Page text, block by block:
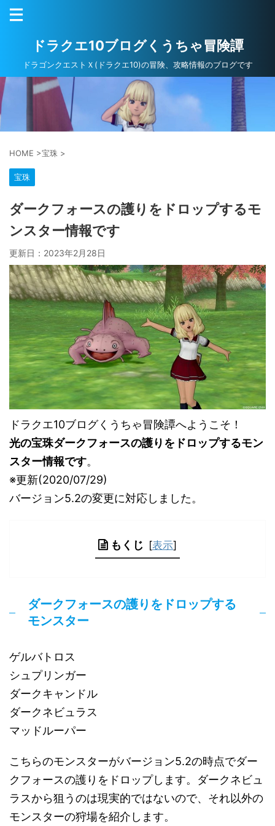
ドラクエ10ブログくうちゃ冒険譚
ドラゴンクエストＸ(ドラクエ10)の冒険、攻略情報のブログです
HOME >宝珠 >
宝珠
ダークフォースの護りをドロップするモ
ンスター情報です
更新日： 2023年2月28日
ドラクエ10ブログくうちゃ冒険譚へようこそ！
光の宝珠ダークフォースの護りをドロップするモン
スター情報です。
※更新(2020/07/29)
バージョン5.2の変更に対応しました。
もくじ [表示]
ダークフォースの護りをドロップする
モンスター
ゲルバトロス
シュプリンガー
ダークキャンドル
ダークネビュラス
マッドルーパー
こちらのモンスターがバージョン5.2の時点でダー
クフォースの護りをドロップします。ダークネビュ
ラスから狙うのは現実的ではないので、それ以外の
モンスターの狩場を紹介します。